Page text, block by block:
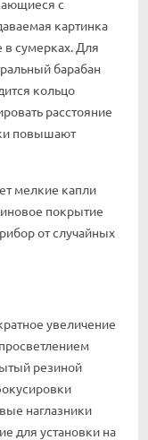
с
картинка
в сумерках. Для
барабан
кольцо
расстояние
повышают
мелкие капли
покрытие
от случайных
увеличение
резиной
наглазники
для установки на